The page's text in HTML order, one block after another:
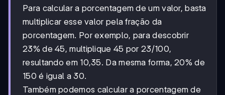
Para calcular a porcentagem de um valor, basta
multiplicar esse valor pela fração da
porcentagem. Por exemplo, para descobrir
23% de 45, multiplique 45 por 23/100,
resultando em 10,35. Da mesma forma, 20% de
150 é igual a 30.
Também podemos calcular a porcentagem de